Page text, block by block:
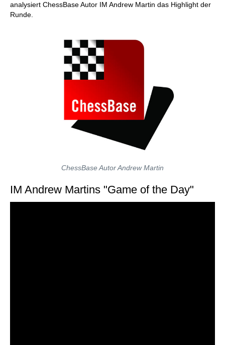
analysiert ChessBase Autor IM Andrew Martin das Highlight der
Runde.
ChessBase Autor Andrew Martin
IM Andrew Martins "Game of the Day"